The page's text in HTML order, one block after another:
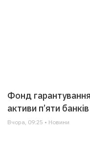
Фонд
активи п’яти
Вчора, 09:25 • Новини